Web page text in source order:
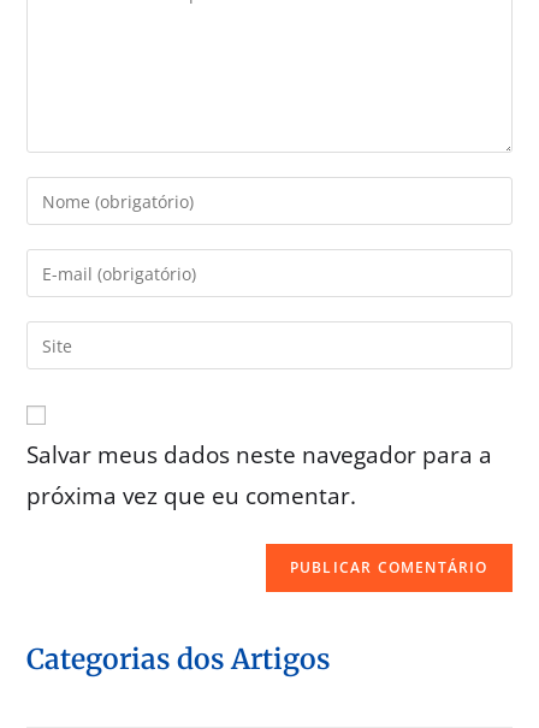
Salvar meus dados neste navegador para a
próxima vez que eu comentar.
Categorias dos Artigos